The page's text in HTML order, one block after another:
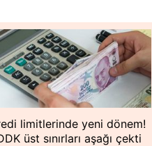
limitlerinde yeni dönem!
üst sınırları aşağı çekti